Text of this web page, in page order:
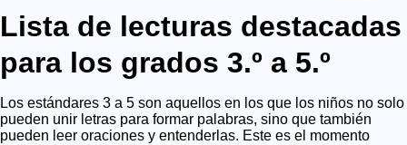
Lista de lecturas destacadas
para los grados 3.º a 5.º
Los estándares 3 a 5 son aquellos en los que los niños no solo
pueden unir letras para formar palabras, sino que también
pueden leer oraciones y entenderlas. Este es el momento